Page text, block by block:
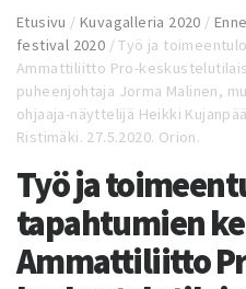
Etusivu /Kuvagalleria 2020 /
festival 2020 /Työ ja
Ammattiliitto Pro-
puheenjohtaja Jorma Malinen,
ohjaaja-näyttelijä Heikki
Ristimäki. 27.5.2020. Orion.
Työ ja
tapahtumien
Ammattiliitto